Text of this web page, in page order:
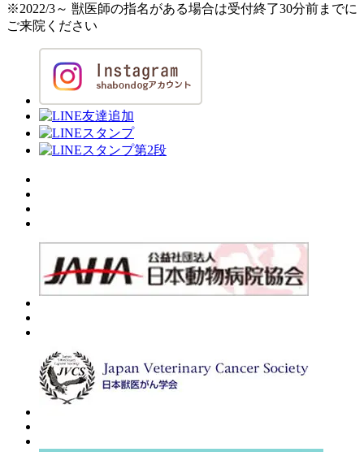
※2022/3～ 獣医師の指名がある場合は受付終了30分前までに
ご来院ください